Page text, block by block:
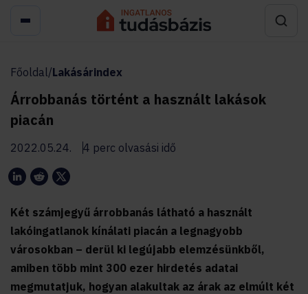
Főoldal/Lakásárindex
Árrobbanás történt a használt lakások
piacán
2022.05.24. 4 perc olvasási idő
Két számjegyű árrobbanás látható a használt
lakóingatlanok kínálati piacán a legnagyobb
városokban – derül ki legújabb elemzésünkből,
amiben több mint 300 ezer hirdetés adatai
megmutatjuk, hogyan alakultak az árak az elmúlt két